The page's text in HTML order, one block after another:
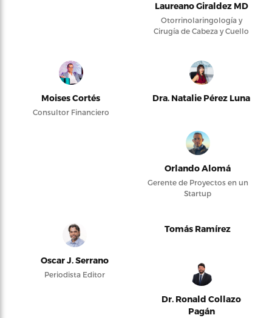
Laureano Giraldez MD
Otorrinolaringología y
Cirugía de Cabeza y Cuello
Moises Cortés
Consultor Financiero
Dra. Natalie Pérez Luna
Orlando Alomá
Gerente de Proyectos en un
Startup
Oscar J. Serrano
Periodista Editor
Tomás Ramírez
Dr. Ronald Collazo
Pagán